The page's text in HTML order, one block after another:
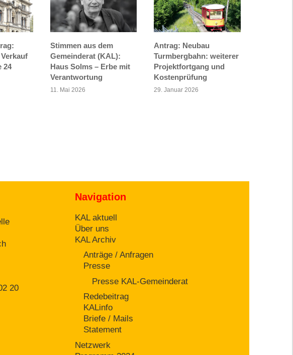
24
Stimmen aus dem
Gemeinderat (KAL):
Haus Solms – Erbe mit
Verantwortung
11. Mai 2026
Antrag: Neubau
Turmbergbahn: weiterer
Projektfortgang und
Kostenprüfung
29. Januar 2026
20
Navigation
KAL aktuell
Über uns
KAL Archiv
Anträge / Anfragen
Presse
Presse KAL-Gemeinderat
Redebeitrag
KALinfo
Briefe / Mails
Statement
Netzwerk